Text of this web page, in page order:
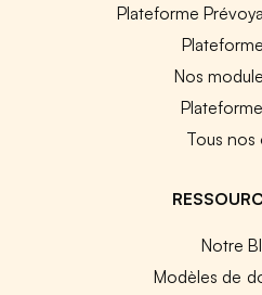
Plateforme
Nos
Tous nos
Notre
Modèles de